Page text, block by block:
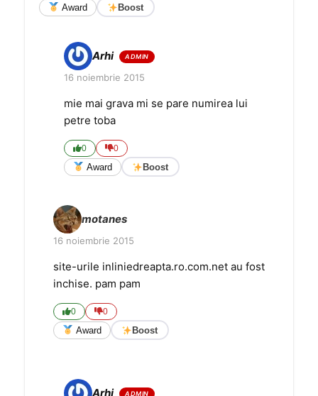
Award Boost
Arhi
16 noiembrie 2015
mie mai grava mi se pare numirea lui
petre toba
0 0
Award Boost
motanes
16 noiembrie 2015
site-urile inliniedreapta.ro.com.net au fost
inchise. pam pam
0 0
Award Boost
Arhi